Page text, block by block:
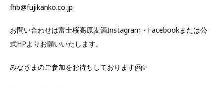
fhb@fujikanko.co.jp
お問い合わせは富士桜高原麦酒Instagram・Facebookまたは公
式HPよりお願いいたします。
みなさまのご参加をお待ちしております🤗✨